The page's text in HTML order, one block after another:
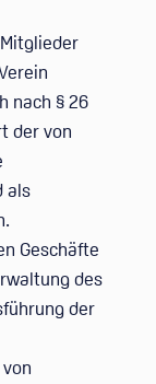
nach § 26
der von
als
Geschäfte
des
der